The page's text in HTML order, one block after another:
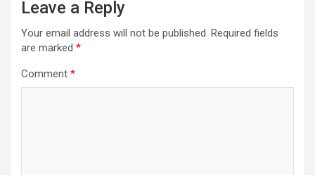
Leave a Reply
Your email address will not be published. Required fields
are marked *
Comment *